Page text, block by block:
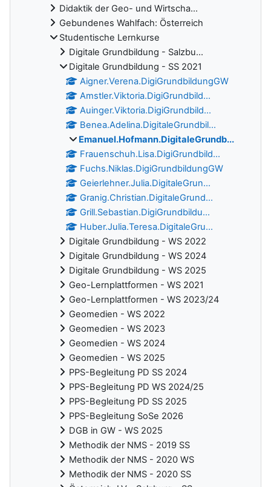
Didaktik der Geo- und Wirtscha...
Gebundenes Wahlfach: Österreich
Studentische Lernkurse
Digitale Grundbildung - Salzbu...
Digitale Grundbildung - SS 2021
Aigner.Verena.DigiGrundbildungGW
Amstler.Viktoria.DigiGrundbild...
Auinger.Viktoria.DigiGrundbild...
Benea.Adelina.DigitaleGrundbil...
Emanuel.Hofmann.DigitaleGrundb...
Frauenschuh.Lisa.DigiGrundbild...
Fuchs.Niklas.DigiGrundbildungGW
Geierlehner.Julia.DigitaleGrun...
Granig.Christian.DigitaleGrund...
Grill.Sebastian.DigiGrundbildu...
Huber.Julia.Teresa.DigitaleGru...
Digitale Grundbildung - WS 2022
Digitale Grundbildung - WS 2024
Digitale Grundbildung - WS 2025
Geo-Lernplattformen - WS 2021
Geo-Lernplattformen - WS 2023/24
Geomedien - WS 2022
Geomedien - WS 2023
Geomedien - WS 2024
Geomedien - WS 2025
PPS-Begleitung PD SS 2024
PPS-Begleitung PD WS 2024/25
PPS-Begleitung PD SS 2025
PPS-Begleitung SoSe 2026
DGB in GW - WS 2025
Methodik der NMS - 2019 SS
Methodik der NMS - 2020 WS
Methodik der NMS - 2020 SS